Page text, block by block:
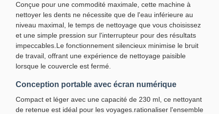
Conçue pour une commodité maximale, cette machine à
nettoyer les dents ne nécessite que de l'eau inférieure au
niveau maximal, le temps de nettoyage que vous choisissez
et une simple pression sur l'interrupteur pour des résultats
impeccables.Le fonctionnement silencieux minimise le bruit
de travail, offrant une expérience de nettoyage paisible
lorsque le couvercle est fermé.
Conception portable avec écran numérique
Compact et léger avec une capacité de 230 ml, ce nettoyant
de retenue est idéal pour les voyages.rationaliser l'ensemble